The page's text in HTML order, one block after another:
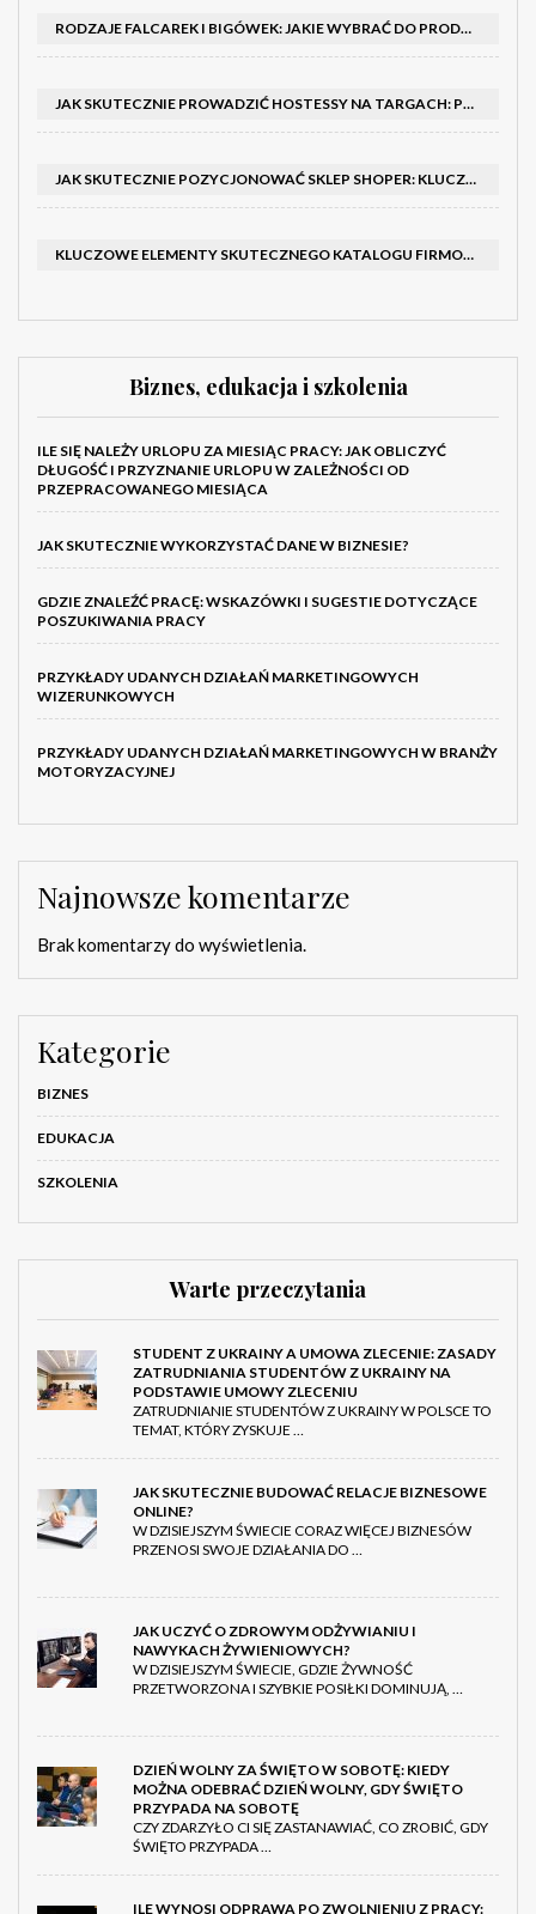
RODZAJE FALCAREK I BIGÓWEK: JAKIE WYBRAĆ DO PRODUKCJI?
JAK SKUTECZNIE PROWADZIĆ HOSTESSY NA TARGACH: PORADNIK I SZKOLENIA
JAK SKUTECZNIE POZYCJONOWAĆ SKLEP SHOPER: KLUCZOWE KROKI I STRATEGIE
KLUCZOWE ELEMENTY SKUTECZNEGO KATALOGU FIRMOWEGO I BROSZURY
Biznes, edukacja i szkolenia
ILE SIĘ NALEŻY URLOPU ZA MIESIĄC PRACY: JAK OBLICZYĆ
DŁUGOŚĆ I PRZYZNANIE URLOPU W ZALEŻNOŚCI OD
PRZEPRACOWANEGO MIESIĄCA
JAK SKUTECZNIE WYKORZYSTAĆ DANE W BIZNESIE?
GDZIE ZNALEŹĆ PRACĘ: WSKAZÓWKI I SUGESTIE DOTYCZĄCE
POSZUKIWANIA PRACY
PRZYKŁADY UDANYCH DZIAŁAŃ MARKETINGOWYCH
WIZERUNKOWYCH
PRZYKŁADY UDANYCH DZIAŁAŃ MARKETINGOWYCH W BRANŻY
MOTORYZACYJNEJ
Najnowsze komentarze
Brak komentarzy do wyświetlenia.
Kategorie
BIZNES
EDUKACJA
SZKOLENIA
Warte przeczytania
STUDENT Z UKRAINY A UMOWA ZLECENIE: ZASADY
ZATRUDNIANIA STUDENTÓW Z UKRAINY NA
PODSTAWIE UMOWY ZLECENIU
ZATRUDNIANIE STUDENTÓW Z UKRAINY W POLSCE TO
TEMAT, KTÓRY ZYSKUJE …
JAK SKUTECZNIE BUDOWAĆ RELACJE BIZNESOWE
ONLINE?
W DZISIEJSZYM ŚWIECIE CORAZ WIĘCEJ BIZNESÓW
PRZENOSI SWOJE DZIAŁANIA DO …
JAK UCZYĆ O ZDROWYM ODŻYWIANIU I
NAWYKACH ŻYWIENIOWYCH?
W DZISIEJSZYM ŚWIECIE, GDZIE ŻYWNOŚĆ
PRZETWORZONA I SZYBKIE POSIŁKI DOMINUJĄ, …
DZIEŃ WOLNY ZA ŚWIĘTO W SOBOTĘ: KIEDY
MOŻNA ODEBRAĆ DZIEŃ WOLNY, GDY ŚWIĘTO
PRZYPADA NA SOBOTĘ
CZY ZDARZYŁO CI SIĘ ZASTANAWIAĆ, CO ZROBIĆ, GDY
ŚWIĘTO PRZYPADA …
ILE WYNOSI ODPRAWA PO ZWOLNIENIU Z PRACY: